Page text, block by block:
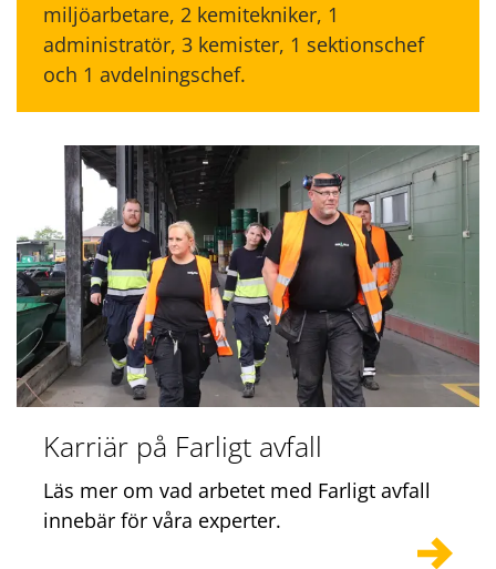
miljöarbetare, 2 kemitekniker, 1
administratör, 3 kemister, 1 sektionschef
och 1 avdelningschef.
Karriär på Farligt avfall
Läs mer om vad arbetet med Farligt avfall
innebär för våra experter.